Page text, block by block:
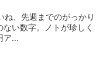
、先週までのがっかり
い数字。ノトが珍しく
...